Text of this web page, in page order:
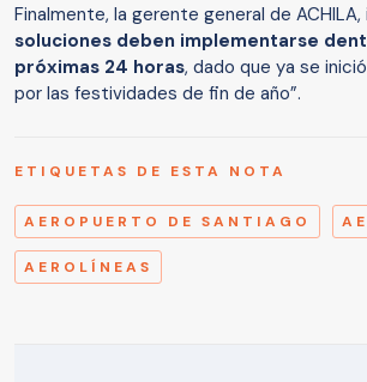
Finalmente, la gerente general de
soluciones deben implementarse
próximas 24 horas, dado que ya se
por las festividades de fin de año”.
ETIQUETAS DE ESTA NOTA
AEROPUERTO DE SANTIAGO
AEROLÍNEAS